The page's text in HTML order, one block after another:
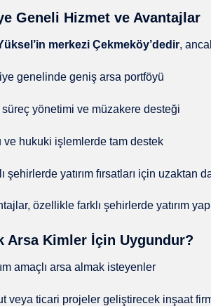
Geneli Hizmet ve Avantajlar
merkezi Çekmeköy’dedir,
genelinde geniş arsa portföyü
süreç yönetimi ve müzakere desteği
ve hukuki işlemlerde tam destek
şehirlerde yatırım fırsatları için uzaktan
özellikle farklı şehirlerde yatırım
Arsa Kimler İçin Uygundur?
amaçlı arsa almak isteyenler
veya ticari projeler geliştirecek inşaat